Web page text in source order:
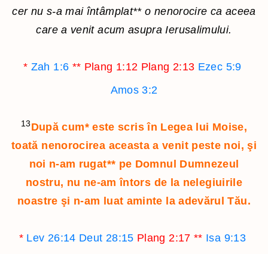
cer nu s-a mai întâmplat**o nenorocire ca aceea
care a venit acum asupra Ierusalimului.
* Zah 1:6 ** Plang 1:12 Plang 2:13 Ezec 5:9
Amos 3:2
13 După cum*este scris în Legea lui Moise,
toată nenorocirea aceasta a venit peste noi, şi
noi n-am rugat** pe Domnul Dumnezeul
nostru, nu ne-am întors de la nelegiuirile
noastre şi n-am luat aminte la adevărul Tău.
* Lev 26:14 Deut 28:15 Plang 2:17 ** Isa 9:13